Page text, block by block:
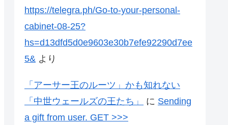
https://telegra.ph/Go-to-your-personal-
cabinet-08-25?
hs=d13dfd5d0e9603e30b7efe92290d7ee
5& より
「アーサー王のルーツ」かも知れない
「中世ウェールズの王たち」
に Sending
a gift from user. GЕТ >>>